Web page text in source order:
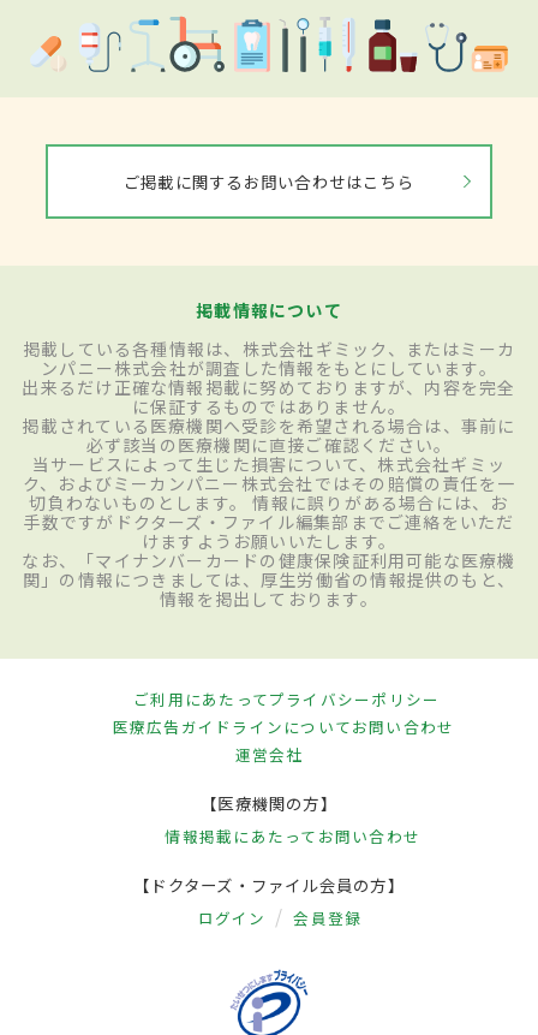
ご掲載に関するお問い合わせはこちら
掲載情報について
掲載している各種情報は、株式会社ギミック、またはミーカ
ンパニー株式会社が調査した情報をもとにしています。
出来るだけ正確な情報掲載に努めておりますが、内容を完全
に保証するものではありません。
掲載されている医療機関へ受診を希望される場合は、事前に
必ず該当の医療機関に直接ご確認ください。
当サービスによって生じた損害について、株式会社ギミッ
ク、およびミーカンパニー株式会社ではその賠償の責任を一
切負わないものとします。 情報に誤りがある場合には、お
手数ですがドクターズ・ファイル編集部までご連絡をいただ
けますようお願いいたします。
なお、「マイナンバーカードの健康保険証利用可能な医療機
関」の情報につきましては、厚生労働省の情報提供のもと、
情報を掲出しております。
ご利用にあたってプライバシーポリシー
医療広告ガイドラインについてお問い合わせ
運営会社
【医療機関の方】
情報掲載にあたって お問い合わせ
【ドクターズ・ファイル会員の方】
ログイン 会員登録